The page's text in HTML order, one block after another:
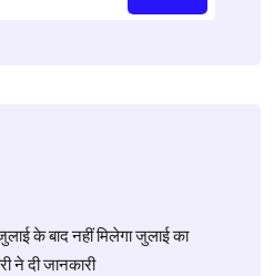
के बाद नहीं मिलेगा जुलाई का
ने दी जानकारी